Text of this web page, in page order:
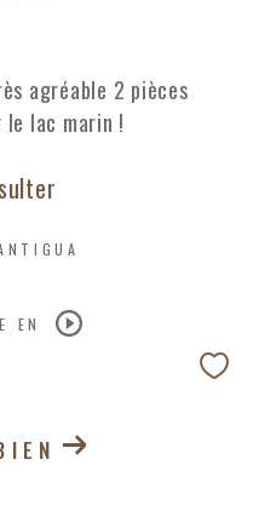
agréable 2 pièces
le lac marin !
EN